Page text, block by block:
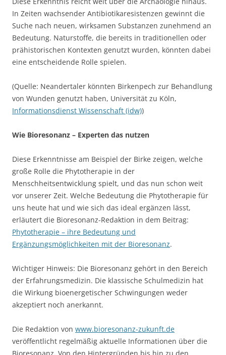
In Zeiten wachsender Antibiotikaresistenzen gewinnt die
Suche nach neuen, wirksamen Substanzen zunehmend an
Bedeutung. Naturstoffe, die bereits in traditionellen oder
prähistorischen Kontexten genutzt wurden, könnten dabei
eine entscheidende Rolle spielen.
(Quelle: Neandertaler könnten Birkenpech zur Behandlung
von Wunden genutzt haben, Universität zu Köln,
Informationsdienst Wissenschaft (idw))
Wie Bioresonanz – Experten das nutzen
Diese Erkenntnisse am Beispiel der Birke zeigen, welche
große Rolle die Phytotherapie in der
Menschheitsentwicklung spielt, und das nun schon weit
vor unserer Zeit. Welche Bedeutung die Phytotherapie für
uns heute hat und wie sich das ideal ergänzen lässt,
erläutert die Bioresonanz-Redaktion in dem Beitrag:
Phytotherapie – ihre Bedeutung und
Ergänzungsmöglichkeiten mit der Bioresonanz.
Wichtiger Hinweis: Die Bioresonanz gehört in den Bereich
der Erfahrungsmedizin. Die klassische Schulmedizin hat
die Wirkung bioenergetischer Schwingungen weder
akzeptiert noch anerkannt.
Die Redaktion von www.bioresonanz-zukunft.de
veröffentlicht regelmäßig aktuelle Informationen über die